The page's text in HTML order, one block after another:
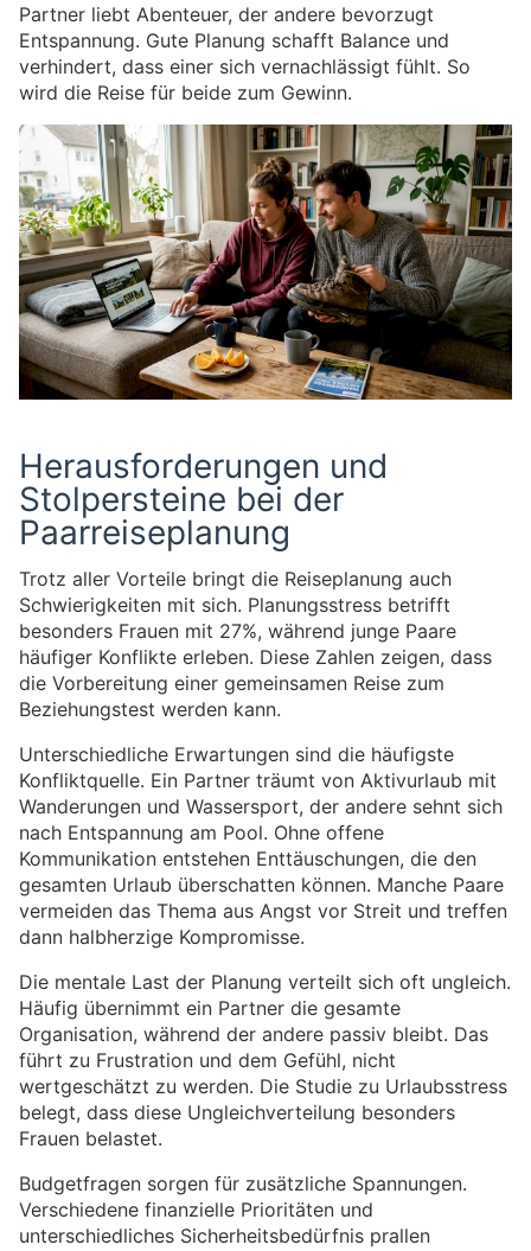
Partner liebt Abenteuer, der andere bevorzugt
Entspannung. Gute Planung schafft Balance und
verhindert, dass einer sich vernachlässigt fühlt. So
wird die Reise für beide zum Gewinn.
Herausforderungen und
Stolpersteine bei der
Paarreiseplanung
Trotz aller Vorteile bringt die Reiseplanung auch
Schwierigkeiten mit sich. Planungsstress betrifft
besonders Frauen mit 27%, während junge Paare
häufiger Konflikte erleben. Diese Zahlen zeigen, dass
die Vorbereitung einer gemeinsamen Reise zum
Beziehungstest werden kann.
Unterschiedliche Erwartungen sind die häufigste
Konfliktquelle. Ein Partner träumt von Aktivurlaub mit
Wanderungen und Wassersport, der andere sehnt sich
nach Entspannung am Pool. Ohne offene
Kommunikation entstehen Enttäuschungen, die den
gesamten Urlaub überschatten können. Manche Paare
vermeiden das Thema aus Angst vor Streit und treffen
dann halbherzige Kompromisse.
Die mentale Last der Planung verteilt sich oft ungleich.
Häufig übernimmt ein Partner die gesamte
Organisation, während der andere passiv bleibt. Das
führt zu Frustration und dem Gefühl, nicht
wertgeschätzt zu werden. Die Studie zu Urlaubsstress
belegt, dass diese Ungleichverteilung besonders
Frauen belastet.
Budgetfragen sorgen für zusätzliche Spannungen.
Verschiedene finanzielle Prioritäten und
unterschiedliches Sicherheitsbedürfnis prallen